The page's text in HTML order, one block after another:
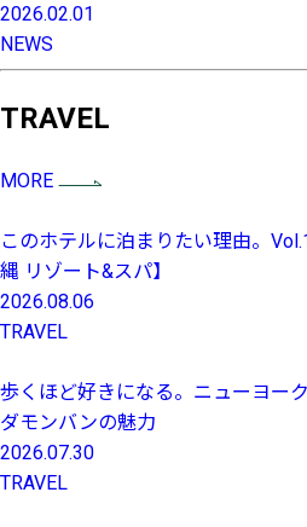
2026.02.01
NEWS
TRAVEL
MORE
このホテルに泊まりたい理由。
縄 リゾート&スパ】
2026.08.06
TRAVEL
歩くほど好きになる。ニューヨー
ダモンバンの魅力
2026.07.30
TRAVEL